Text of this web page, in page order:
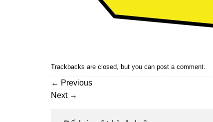
Trackbacks are closed, but you can post a comment.
← Previous
Next →